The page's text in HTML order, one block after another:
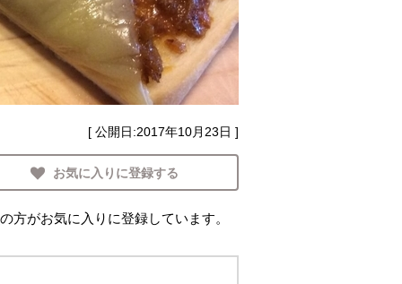
[ 公開日:2017年10月23日 ]
お気に入りに登録する
の方がお気に入りに登録しています。